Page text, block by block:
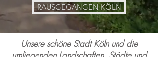
RAUSGEGANGEN KÖLN
Unsere schöne Stadt Köln und die